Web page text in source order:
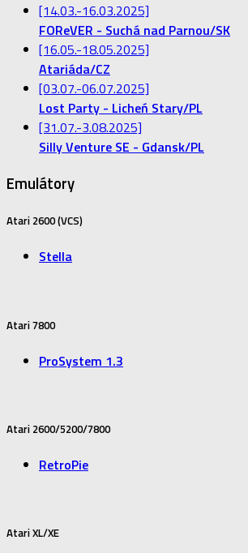
[14.03.-16.03.2025]
FOReVER - Suchá nad Parnou/SK
[16.05.-18.05.2025]
Atariáda/CZ
[03.07.-06.07.2025]
Lost Party - Licheń Stary/PL
[31.07.-3.08.2025]
Silly Venture SE - Gdansk/PL
Emulátory
Atari 2600 (VCS)
Stella
Atari 7800
ProSystem 1.3
Atari 2600/5200/7800
RetroPie
Atari XL/XE